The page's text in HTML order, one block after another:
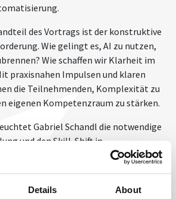
Details About
des Vortrags ist der konstruktive
Wie gelingt es, AI zu nutzen,
Wie schaffen wir Klarheit im
praxisnahen Impulsen und klaren
die Teilnehmenden, Komplexität zu
eigenen Kompetenzraum zu stärken.
Gabriel Schandl die notwendige
und den Skill-Shift in
Routinetätigkeiten automatisiert